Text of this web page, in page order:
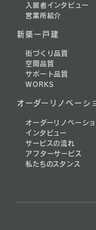
入居者インタビュー
営業所紹介
新築一戸建
街づくり品質
空間品質
サポート品質
WORKS
オーダーリノベーシ
オーダーリノベーシ
インタビュー
サービスの流れ
アフターサービス
私たちのスタンス